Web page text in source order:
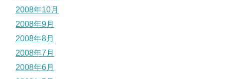
2008年10月
2008年9月
2008年8月
2008年7月
2008年6月